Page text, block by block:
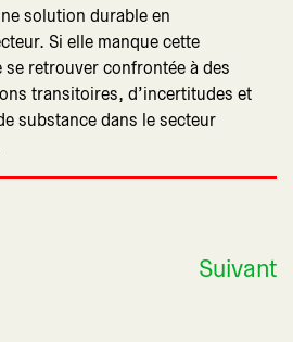
solution durable en
Si elle manque cette
retrouver confrontée à des
transitoires, d’incertitudes et
substance dans le secteur
Suivant